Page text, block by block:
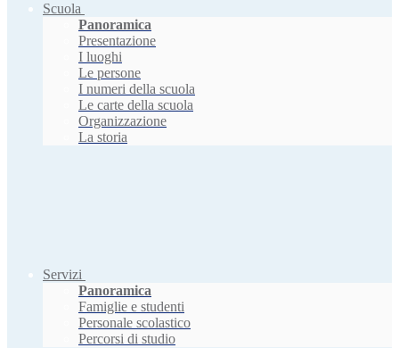
Scuola
Panoramica
Presentazione
I luoghi
Le persone
I numeri della scuola
Le carte della scuola
Organizzazione
La storia
Servizi
Panoramica
Famiglie e studenti
Personale scolastico
Percorsi di studio